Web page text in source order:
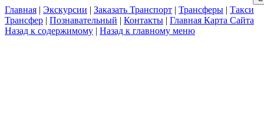
Главная | Экскурсии | Заказать Транспорт | Трансферы | Такси
Трансфер | Познавательный | Контакты | Главная Карта Сайта
Назад к содержимому | Назад к главному меню